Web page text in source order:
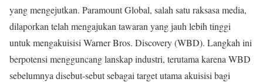
yang mengejutkan. Paramount Global, salah satu raksasa media,
dilaporkan telah mengajukan tawaran yang jauh lebih tinggi
untuk mengakuisisi Warner Bros. Discovery (WBD). Langkah ini
berpotensi mengguncang lanskap industri, terutama karena WBD
sebelumnya disebut-sebut sebagai target utama akuisisi bagi